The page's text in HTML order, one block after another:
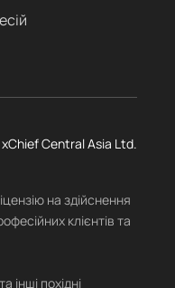
Central Asia Ltd.
на здійснення
клієнтів та
похідні